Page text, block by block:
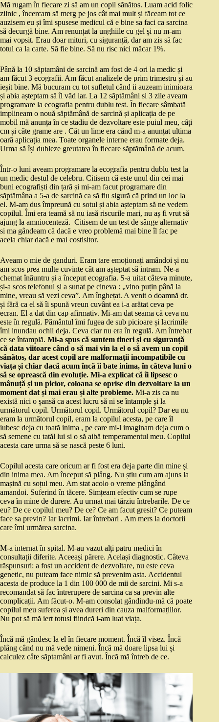
Mă rugam în fiecare zi să am un copil sănătos. Luam acid folic
zilnic , încercam să merg pe jos cât mai mult și făceam tot ce
auzisem eu și îmi spusese medicul că e bine sa faci ca sarcina
să decurgă bine. Am renunțat la unghiile cu gel și nu m-am
mai vopsit. Erau doar mituri, cu siguranță, dar am zis să fac
totul ca la carte. Să fie bine. Să nu risc nici măcar 1%.
Până la 10 săptamâni de sarcină am fost de 4 ori la medic și
am făcut 3 ecografii. Am făcut analizele de prim trimestru și au
ieșit bine. Mă bucuram cu tot sufletul când ii auzeam inimioara
și abia așteptam să îl văd iar. La 12 săptămâni si 3 zile aveam
programare la ecografia pentru dublu test. În fiecare sâmbată
implineam o nouă săptămână de sarcină și aplicația de pe
mobil mă anunța în ce stadiu de dezvoltare este puiul meu, câți
cm și câte grame are . Cât un lime era când m-a anunțat ultima
oară aplicația mea. Toate organele interne erau formate deja.
Urma să își dubleze greutatea în fiecare săptămână de acum.
Într-o luni aveam programare la ecografia pentru dublu test la
un medic destul de celebru. Citisem că este unul din cei mai
buni ecografiști din țară și mi-am facut programare din
săptămâna a 5-a de sarcină ca să fiu sigură că prind un loc la
el. M-am dus împreună cu sotul și abia așteptam să ne vedem
copilul. Îmi era teamă să nu iasă riscurile mari, nu aș fi vrut să
ajung la amniocenteză. Citisem de un test de sânge alternativ
si ma gândeam că dacă e vreo problemă mai bine îl fac pe
acela chiar dacă e mai costisitor.
Aveam o mie de ganduri. Eram tare emoționați amândoi și nu
am scos prea multe cuvinte cât am așteptat să intram. Ne-a
chemat înăuntru și a început ecografia. S-a uitat câteva minute,
și-a scos telefonul și a sunat pe cineva : „vino puțin până la
mine, vreau să vezi ceva”. Am înghețat. A venit o doamnă dr.
și fără ca el să îi spună vreun cuvânt ea i-a arătat ceva pe
ecran. El a dat din cap afirmativ. Mi-am dat seama că ceva nu
este în regulă. Pământul îmi fugea de sub picioare și lacrimile
îmi inundau ochii deja. Ceva clar nu era în regulă. Am întrebat
ce se întamplă. Mi-a spus că suntem tineri și cu siguranță
că data viitoare când o să mai vin la el o să avem un copil
sănătos, dar acest copil are malformații incompatibile cu
viața și chiar dacă acum încă îi bate inima, în câteva luni o
să se oprească din evoluție. Mi-a explicat că îi lipsesc o
mânuță și un picior, coloana se oprise din dezvoltare la un
moment dat și mai erau și alte probleme. Mi-a zis ca nu
există nici o șansă ca acest lucru să ni se întample și la
următorul copil. Următorul copil. Următorul copil? Dar eu nu
eram la următorul copil, eram la copilul acesta, pe care îl
iubesc deja cu toată inima , pe care mi-l imaginam deja cum o
să semene cu tatăl lui si o să aibă temperamentul meu. Copilul
acesta care urma să se nască peste 6 luni.
Copilul acesta care oricum ar fi fost era deja parte din mine și
din inima mea. Am început să plâng. Nu știu cum am ajuns la
mașină cu soțul meu. Am stat acolo o vreme plângând
amandoi. Suferind în tăcere. Simțeam efectiv cum se rupe
ceva în mine de durere. Au urmat mai târziu întrebarile. De ce
eu? De ce copilul meu? De ce? Ce am facut gresit? Ce puteam
face sa previn? Iar lacrimi. Iar întrebari . Am mers la doctorii
care îmi urmărea sarcina.
M-a internat în spital. M-au vazut alți patru medici în
consultații diferite. Aceeași părere. Același diagnostic. Câteva
răspunsuri: a fost un accident de dezvoltare, nu este ceva
genetic, nu puteam face nimic să prevenim asta. Accidentul
acesta de produce la 1 din 100 000 de mii de sarcini. Mi s-a
recomandat să fac întrerupere de sarcina ca sa previn alte
complicații. Am făcut-o. M-am consolat gândindu-mă că poate
copilul meu suferea și avea dureri din cauza malformațiilor.
Nu pot să mă iert totusi fiindcă i-am luat viața.
Încă mă gândesc la el în fiecare moment. Încă îl visez. Încă
plâng când nu mă vede nimeni. Încă mă doare lipsa lui și
calculez câte săptamâni ar fi avut. Încă mă întreb de ce.